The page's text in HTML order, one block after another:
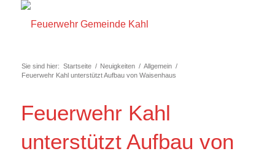
Sie sind hier: Startseite / Neuigkeiten / Allgemein /
Feuerwehr Kahl unterstützt Aufbau von Waisenhaus
Feuerwehr Kahl
unterstützt Aufbau von